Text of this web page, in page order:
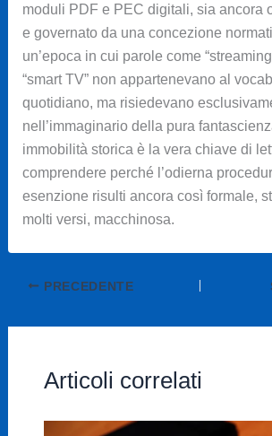
moduli PDF e PEC digitali, sia ancora
e governato da una concezione
un’epoca in cui parole come
“smart TV” non appartenevano al
quotidiano, ma risiedevano
nell’immaginario della pura
immobilità storica è la vera chiave di
comprendere perché l’odierna
esenzione risulti ancora così formale,
molti versi, macchinosa.
PRECEDENTE
Articoli correlati